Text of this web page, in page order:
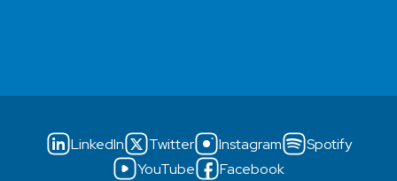
LinkedIn Twitter Instagram
Spotify
YouTube
Facebook